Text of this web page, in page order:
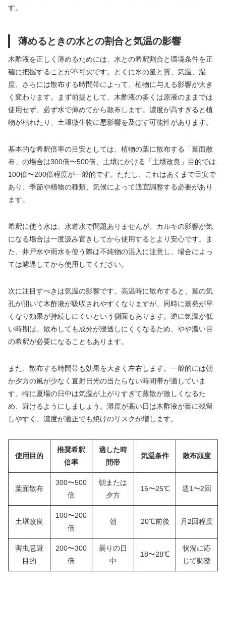
す。
薄めるときの水との割合と気温の影響
木酢液を正しく薄めるためには、水との希釈割合と環境条件を正
確に把握することが不可欠です。とくに水の量と質、気温、湿
度、さらには散布する時間帯によって、植物に与える影響が大き
く変わります。まず前提として、木酢液の多くは原液のままでは
使用せず、必ず水で薄めてから散布します。濃度が高すぎると植
物が枯れたり、土壌微生物に悪影響を及ぼす可能性があります。
基本的な希釈倍率の目安としては、植物の葉に散布する「葉面散
布」の場合は300倍〜500倍、土壌にかける「土壌改良」目的では
100倍〜200倍程度が一般的です。ただし、これはあくまで目安で
あり、季節や植物の種類、気候によって適宜調整する必要があり
ます。
希釈に使う水は、水道水で問題ありませんが、カルキの影響が気
になる場合は一度汲み置きしてから使用するとより安心です。ま
た、井戸水や雨水を使う際は不純物の混入に注意し、場合によっ
ては濾過してから使用してください。
次に注目すべきは気温の影響です。高温時に散布すると、葉の気
孔が開いて木酢液が吸収されやすくなりますが、同時に蒸発が早
くなり効果が持続しにくいという側面もあります。逆に気温が低
い時期は、散布しても成分が浸透しにくくなるため、やや濃い目
の希釈が必要になることもあります。
また、散布する時間帯も効果を大きく左右します。一般的には朝
か夕方の風が少なく直射日光の当たらない時間帯が適していま
す。特に夏場の日中は気温が上がりすぎて蒸散が激しくなるた
め、避けるようにしましょう。湿度が高い日は木酢液が葉に残留
しやすく、濃度が適正でも焼けのリスクが増します。
使用目的
推奨希釈
倍率
適した時
間帯
気温条件 散布頻度
葉面散布
300〜500
倍
朝または
夕方
15〜25℃ 週1〜2回
土壌改良
100〜200
倍
朝 20℃前後 月2回程度
害虫忌避
目的
200〜300
倍
曇りの日
中
18〜28℃
状況に応
じて調整